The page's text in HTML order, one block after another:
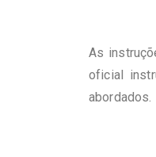
As
oficial
abordados.